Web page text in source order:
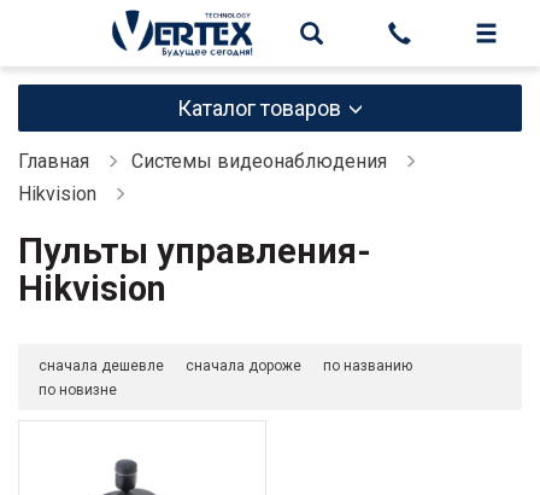
Каталог товаров
Главная
Системы видеонаблюдения
Hikvision
Пульты управления-
Hikvision
сначала дешевле сначала дороже
по названию
по новизне